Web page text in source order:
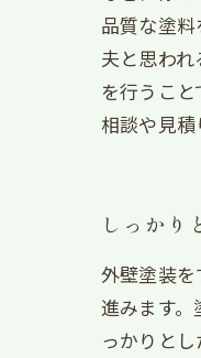
品質な塗
夫と思わ
を行うこ
相談や見積
しっかり
外壁塗装
進みます
っかりと